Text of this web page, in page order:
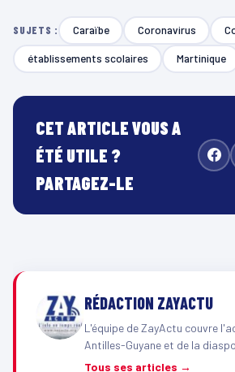
SUJETS : Caraïbe Coronavirus
établissements scolaires Martinique
CET ARTICLE VOUS A
ÉTÉ UTILE ?
PARTAGEZ-LE
RÉDACTION ZAYACTU
L'équipe de ZayActu couvre
Antilles-Guyane et de la
Tous ses articles →